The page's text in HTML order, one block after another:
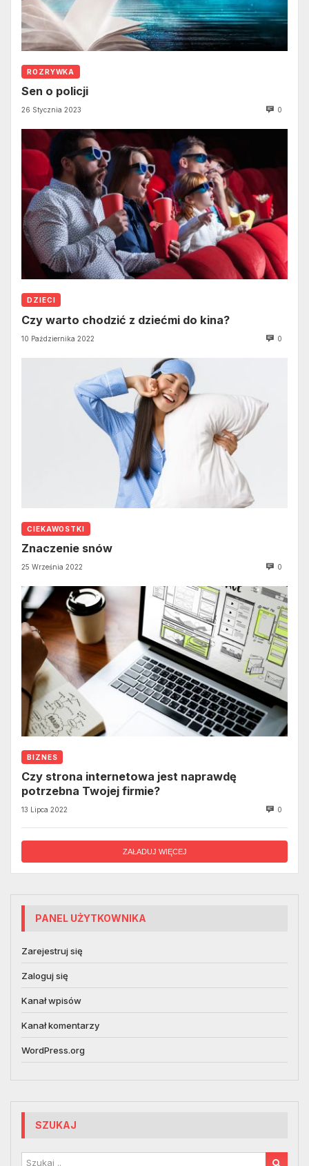
ROZRYWKA
Sen o policji
26 Stycznia 2023 0
DZIECI
Czy warto chodzić z dziećmi do kina?
10 Października 2022 0
CIEKAWOSTKI
Znaczenie snów
25 Września 2022 0
BIZNES
Czy strona internetowa jest naprawdę
potrzebna Twojej firmie?
13 Lipca 2022 0
ZAŁADUJ WIĘCEJ
PANEL UŻYTKOWNIKA
Zarejestruj się
Zaloguj się
Kanał wpisów
Kanał komentarzy
WordPress.org
SZUKAJ